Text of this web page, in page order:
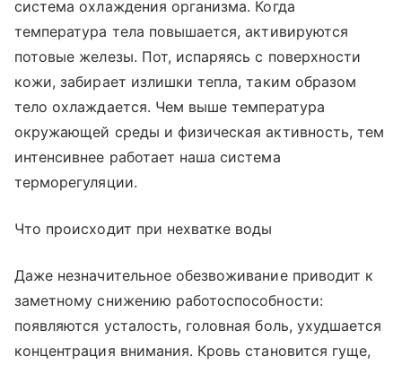
система охлаждения организма. Когда
температура тела повышается, активируются
потовые железы. Пот, испаряясь с поверхности
кожи, забирает излишки тепла, таким образом
тело охлаждается. Чем выше температура
окружающей среды и физическая активность, тем
интенсивнее работает наша система
терморегуляции.
Что происходит при нехватке воды
Даже незначительное обезвоживание приводит к
заметному снижению работоспособности:
появляются усталость, головная боль, ухудшается
концентрация внимания. Кровь становится гуще,